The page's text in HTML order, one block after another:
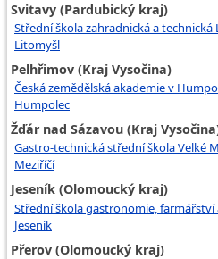
Svitavy (Pardubický kraj)
Střední škola zahradnická a technická
Litomyšl
Pelhřimov (Kraj Vysočina)
Česká zemědělská akademie v
Humpolec
Žďár nad Sázavou (Kraj
Gastro-technická střední škola Velké
Meziříčí
Jeseník (Olomoucký kraj)
Střední škola gastronomie, farmářství
Jeseník
Přerov (Olomoucký kraj)